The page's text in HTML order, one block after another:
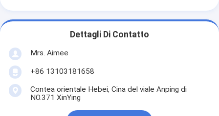
Dettagli Di Contatto
Mrs. Aimee
+86 13103181658
Contea orientale Hebei, Cina del viale Anping di
NO.371 XinYing